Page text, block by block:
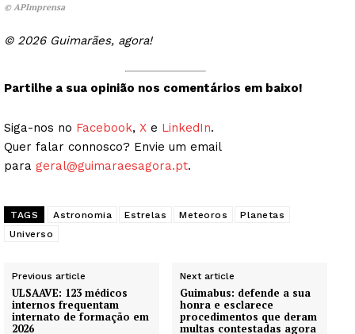
© APImprensa
© 2026 Guimarães, agora!
Partilhe a sua opinião nos comentários em baixo!
Siga-nos no Facebook, X e LinkedIn.
Quer falar connosco? Envie um email
para geral@guimaraesagora.pt.
TAGS Astronomia Estrelas Meteoros
Planetas
Universo
Previous article
ULSAAVE: 123 médicos
internos frequentam
internato de formação em
2026
Next article
Guimabus: defende a sua
honra e esclarece
procedimentos que deram
multas contestadas agora